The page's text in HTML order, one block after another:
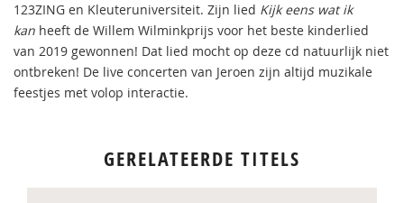
123ZING en Kleuteruniversiteit. Zijn lied Kijk eens wat ik
kan heeft de Willem Wilminkprijs voor het beste kinderlied
van 2019 gewonnen! Dat lied mocht op deze cd natuurlijk niet
ontbreken! De live concerten van Jeroen zijn altijd muzikale
feestjes met volop interactie.
GERELATEERDE TITELS